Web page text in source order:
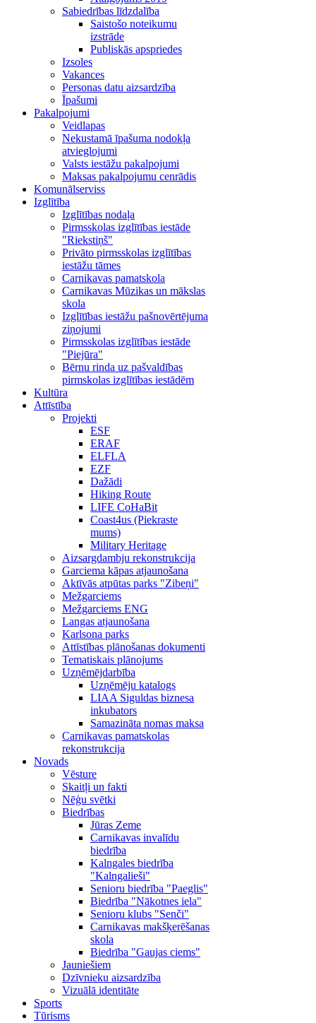
Sabiedrības līdzdalība
Saistošo noteikumu
izstrāde
Publiskās apspriedes
Izsoles
Vakances
Personas datu aizsardzība
Īpašumi
Pakalpojumi
Veidlapas
Nekustamā īpašuma nodokļa
atvieglojumi
Valsts iestāžu pakalpojumi
Maksas pakalpojumu cenrādis
Komunālserviss
Izglītība
Izglītības nodaļa
Pirmsskolas izglītības iestāde
"Riekstiņš"
Privāto pirmsskolas izglītības
iestāžu tāmes
Carnikavas pamatskola
Carnikavas Mūzikas un mākslas
skola
Izglītības iestāžu pašnovērtējuma
ziņojumi
Pirmsskolas izglītības iestāde
"Piejūra"
Bērnu rinda uz pašvaldības
pirmskolas izglītības iestādēm
Kultūra
Attīstība
Projekti
ESF
ERAF
ELFLA
EZF
Dažādi
Hiking Route
LIFE CoHaBit
Coast4us (Piekraste
mums)
Military Heritage
Aizsargdambju rekonstrukcija
Garciema kāpas atjaunošana
Aktīvās atpūtas parks "Zibeņi"
Mežgarciems
Mežgarciems ENG
Langas atjaunošana
Karlsona parks
Attīstības plānošanas dokumenti
Tematiskais plānojums
Uzņēmējdarbība
Uzņēmēju katalogs
LIAA Siguldas biznesa
inkubators
Samazināta nomas maksa
Carnikavas pamatskolas
rekonstrukcija
Novads
Vēsture
Skaitļi un fakti
Nēģu svētki
Biedrības
Jūras Zeme
Carnikavas invalīdu
biedrība
Kalngales biedrība
"Kalngalieši"
Senioru biedrība "Paeglis"
Biedrība "Nākotnes iela"
Senioru klubs "Senči"
Carnikavas makšķerēšanas
skola
Biedrība "Gaujas ciems"
Jauniešiem
Dzīvnieku aizsardzība
Vizuālā identitāte
Sports
Tūrisms